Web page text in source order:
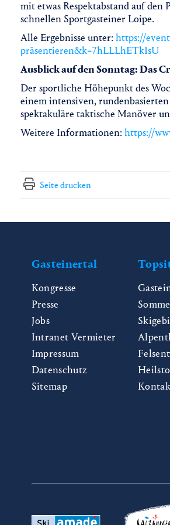
mit etwas Respektabstand auf den
schnellen Sportgasteiner Loipe.
Alle Ergebnisse unter: https://
präsentieren&k=7hLLLhETk1sU
Ausblick auf den Sonntag: Das
Der sportliche Höhepunkt des
einem intensiven,
spektakuläre taktische Manöver
Weitere Informationen: https://
Seite drucken
Gasteinertal
Kongresse
Presse
Jobs
Intranet Vermieter
Impressum
Datenschutz
Sitemap